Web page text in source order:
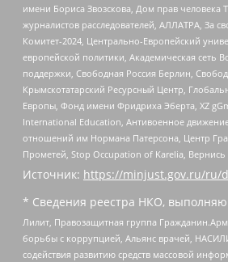
имени Бориса Звозскова, Дом прав
журналистов расследователей, АЛЛАТРА, За
Комитет-2024, Центрально-Европейский
европейской политики, Академическая сеть
поддержки, Свободная Россия Берлин,
Крымскотатарский Ресурсный Центр,
Европы, Фонд имени Фридриха Эберта, XZ
International Education, Антивоенное
отношений им Нормана Патерсона, Центр
Прометей, Stop Occupation of Karelia,
Источник: https://minjust.gov.ru/ru/
* Сведения реестра НКО,
Лилит, Правозащитная группа
борьбы с коррупцией, Альянс врачей,
содействия развитию средств массовой